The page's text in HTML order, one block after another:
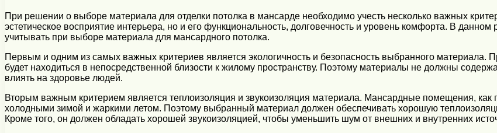
При решении о выборе материала для отделки потолка в мансарде необходимо учесть несколько важных
эстетическое восприятие интерьера, но и его функциональность, долговечность и уровень комфорта. В
учитывать при выборе материала для мансардного потолка.
Первым и одним из самых важных критериев является экологичность и безопасность выбранного материала.
будет находиться в непосредственной близости к жилому пространству. Поэтому материалы не должны
влиять на здоровье людей.
Вторым важным критерием является теплоизоляция и звукоизоляция материала. Мансардные помещения, как
холодными зимой и жаркими летом. Поэтому выбранный материал должен обеспечивать хорошую
Кроме того, он должен обладать хорошей звукоизоляцией, чтобы уменьшить шум от внешних и внутренних